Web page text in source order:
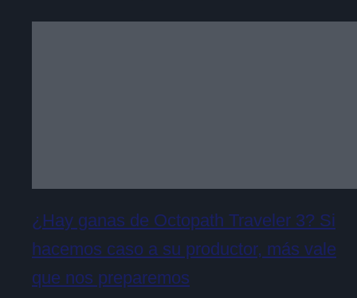
¿Hay ganas de Octopath Traveler 3? Si
hacemos caso a su productor, más vale
que nos preparemos